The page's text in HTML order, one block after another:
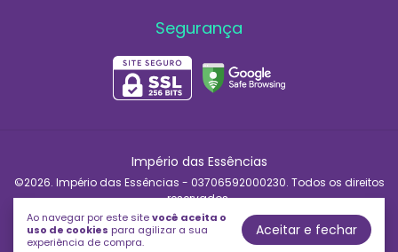
Ao navegar por este sitevocê aceita o
uso de cookies para agilizar a sua
experiência de compra.
Aceitar e fechar
Segurança
Império das Essências
©2026. Império das Essências - 03706592000230. Todos os direitos
reservados.